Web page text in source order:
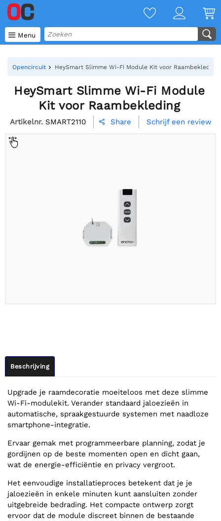
 Menu
Opencircuit HeySmart Slimme Wi-Fi Module Kit voor Raambekleding
HeySmart Slimme Wi-Fi Module
Kit voor Raambekleding
Artikelnr. SMART2110  Share Schrijf een review
Beschrijving
Upgrade je raamdecoratie moeiteloos met deze slimme
Wi-Fi-modulekit. Verander standaard jaloezieën in
automatische, spraakgestuurde systemen met naadloze
smartphone-integratie.
Ervaar gemak met programmeerbare planning, zodat je
gordijnen op de beste momenten open en dicht gaan,
wat de energie-efficiëntie en privacy vergroot.
Het eenvoudige installatieproces betekent dat je je
jaloezieën in enkele minuten kunt aansluiten zonder
uitgebreide bedrading. Het compacte ontwerp zorgt
ervoor dat de module discreet binnen de bestaande